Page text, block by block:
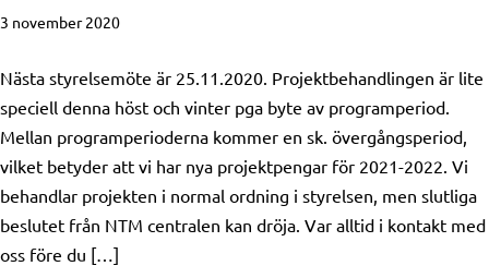
3 november 2020
Nästa styrelsemöte är 25.11.2020. Projektbehandlingen är lite
speciell denna höst och vinter pga byte av programperiod.
Mellan programperioderna kommer en sk. övergångsperiod,
vilket betyder att vi har nya projektpengar för 2021-2022. Vi
behandlar projekten i normal ordning i styrelsen, men slutliga
beslutet från NTM centralen kan dröja. Var alltid i kontakt med
oss före du […]